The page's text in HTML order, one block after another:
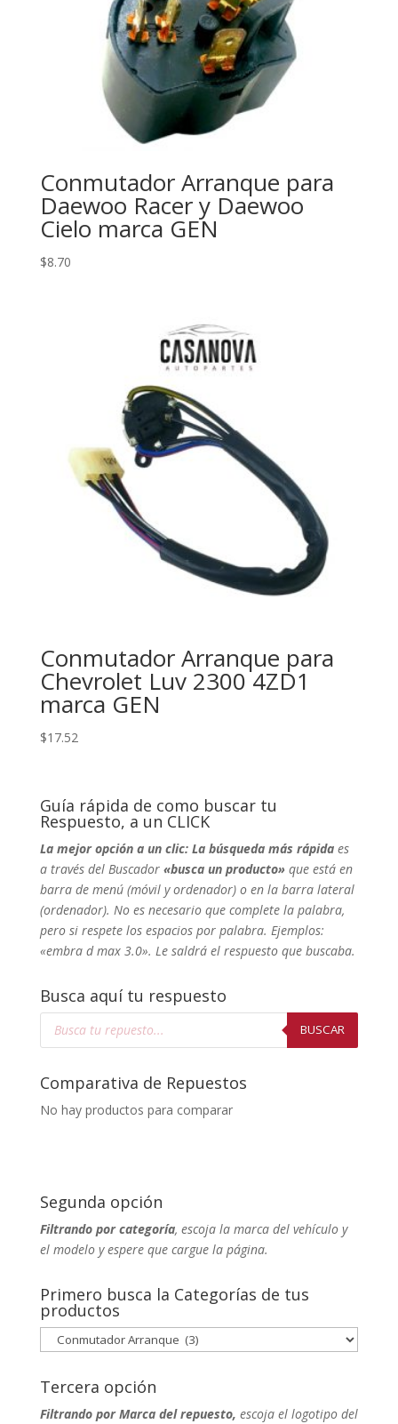
Conmutador Arranque para
Daewoo Racer y Daewoo
Cielo marca GEN
$8.70
Conmutador Arranque para
Chevrolet Luv 2300 4ZD1
marca GEN
$17.52
Guía rápida de como buscar tu
Respuesto, a un CLICK
La mejor opción a un clic: La búsqueda más rápida es
a través del Buscador«busca un producto»que está en
barra de menú (móvil y ordenador) o en la barra lateral
(ordenador). Noes necesario que complete la palabra,
pero si respete los espacios por palabra. Ejemplos:
«embra d max 3.0». Le saldrá el respuesto que buscaba.
Busca aquí tu respuesto
Búsqueda
BUSCAR
Comparativa de Repuestos
No hay productos para comparar
Segunda opción
Filtrando por categoría, escoja la marca del vehículo y
el modelo y espere que cargue la página.
Primero busca la Categorías de tus
productos
Tercera opción
Filtrando por Marca del repuesto, escoja el logotipo del